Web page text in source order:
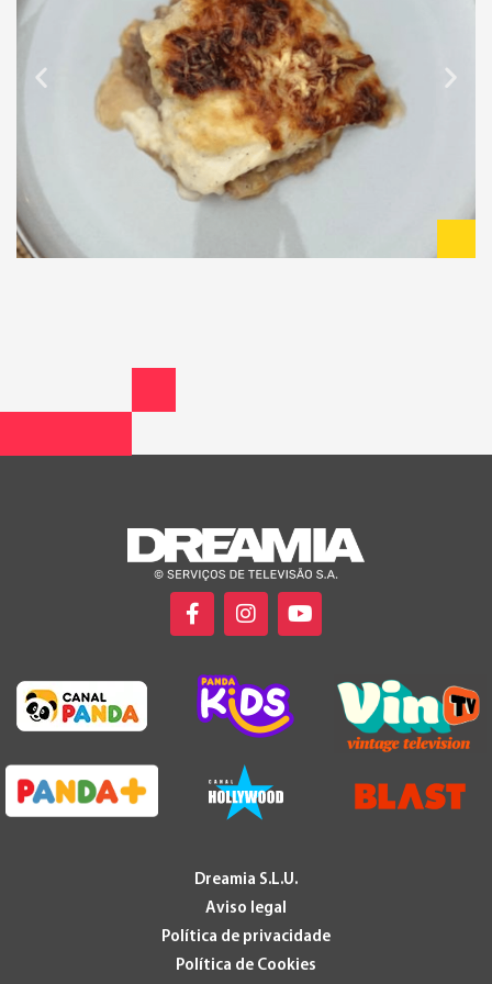
Dreamia S.L.U.
Aviso legal
Política de privacidade
Política de Cookies